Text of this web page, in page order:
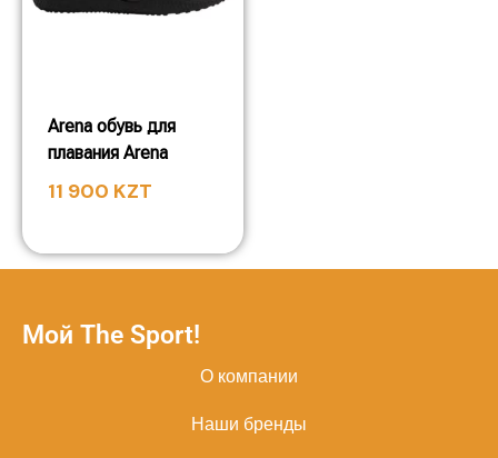
Arena обувь для
плавания Arena
11 900 KZT
Мой The Sport!
О компании
Наши бренды